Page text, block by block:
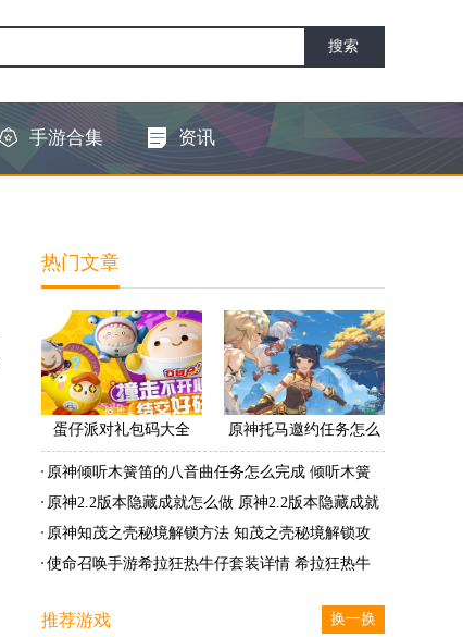
手游合集 资讯
热门文章
蛋仔派对礼包码大全
2022 蛋仔派对礼包码怎
么兑换
原神托马邀约任务怎么
做 原神托马邀约任务怎
么完成
原神倾听木簧笛的八音曲任务怎么完成 倾听木簧
笛的八音曲任务攻略
原神2.2版本隐藏成就怎么做 原神2.2版本隐藏成就
有哪些
原神知茂之壳秘境解锁方法 知茂之壳秘境解锁攻
略使命召唤手游希拉狂热牛仔套装详情 希拉狂热牛
推荐游戏 换一换